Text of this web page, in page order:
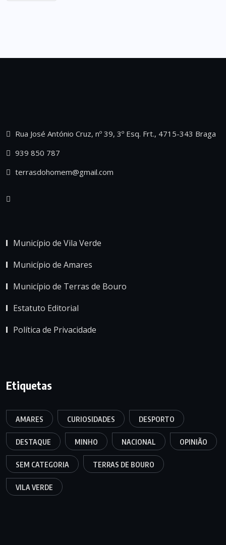
Rua José António Cruz, nº 39, 3º Esq. Frt., 4715-343 Braga
939 850 787
terrasdohomem@gmail.com
Município de Vila Verde
Município de Amares
Município de Terras de Bouro
Estatuto Editorial
Política de Privacidade
Etiquetas
AMARES CURIOSIDADES DESPORTO
DESTAQUE MINHO NACIONAL OPINIÃO
SEM CATEGORIA TERRAS DE BOURO
VILA VERDE